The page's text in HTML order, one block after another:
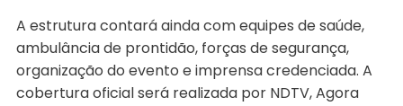
A estrutura contará ainda com equipes de saúde,
ambulância de prontidão, forças de segurança,
organização do evento e imprensa credenciada. A
cobertura oficial será realizada por NDTV, Agora